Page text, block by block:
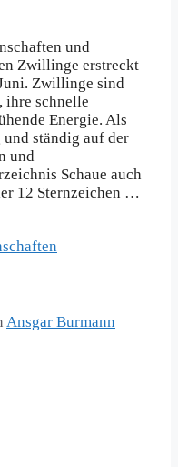
und
Zwillinge erstreckt
Zwillinge sind
schnelle
Energie. Als
ständig auf der
und
Schaue auch
12 Sternzeichen …
Ansgar Burmann